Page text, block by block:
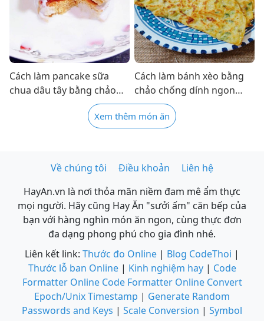
Cách làm pancake sữa
chua dâu tây bằng chảo
chống dính thơm ngon
Cách làm bánh xèo bằng
chảo chống dính ngon
như ngoài hàng cực đơn
giản
Xem thêm món ăn
Về chúng tôi Điều khoản
Liên hệ
HayAn.vn là nơi thỏa mãn niềm đam mê ẩm thực
mọi người. Hãy cũng Hay Ăn "sưởi ấm" căn bếp của
bạn với hàng nghìn món ăn ngon, cùng thực đơn
đa dạng phong phú cho gia đình nhé.
Liên kết link: Thước đo Online | Blog CodeThoi |
Thước lỗ ban Online| Kinh nghiệm hay| Code
Formatter Online Code Formatter Online Convert
Epoch/Unix Timestamp | Generate Random
Passwords and Keys | Scale Conversion | Symbol